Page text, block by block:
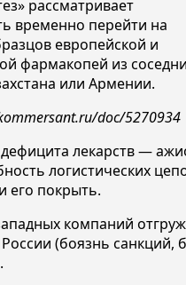
рассматривает
временно перейти на
европейской и
фармакопей из
или Армении.
doc/5270934
лекарств —
логистических
его покрыть.
компаний
(боязнь санкций,